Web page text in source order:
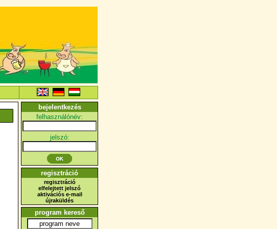
bejelentkezés
felhasználónév:
jelszó:
regisztráció
regisztráció
elfelejtett jelszó
aktivációs e-mail
újraküldés
program kereső